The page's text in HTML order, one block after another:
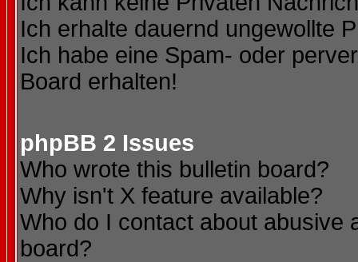
Ich erhalte dauernd ungewollte
Ich habe eine Spam- oder
Board erhalten!
phpBB 2 Issues
Who wrote this bulletin board?
Why isn't X feature available?
Who do I contact about abusive
board?